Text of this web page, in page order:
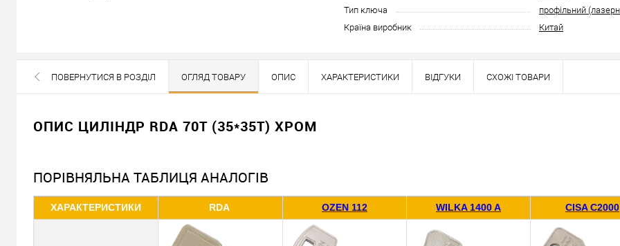
Тип ключа
профільний
Країна виробник
Китай
В наявності
Наявність в роздрібних магазинах
330 грн.
У кошик
Можемо встановити цей товар. Деталі запитуйте у менеджера.
ПОВЕРНУТИСЯ В РОЗДІЛ ОГЛЯД ТОВАРУ ОПИС ХАРАКТЕРИСТИКИ ВІДГУКИ СХОЖІ ТОВАРИ
ОПИС ЦИЛІНДР RDA 70T (35*35T) ХРОМ
ПОРІВНЯЛЬНА ТАБЛИЦЯ АНАЛОГІВ
ХАРАКТЕРИСТИКИ RDA OZEN 112 WILKA 1400 A CISA C2000